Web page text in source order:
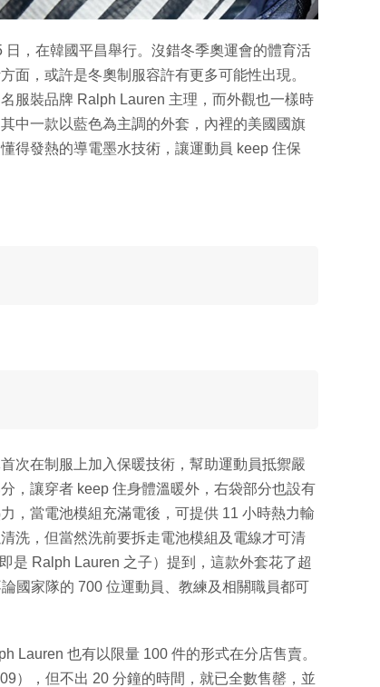
，在韓國平昌舉行。沒錯冬季奧運會的體育活
面，或許是冬奧制服容許有更多可能性出現。
服裝品牌 Ralph Lauren 主理，而外觀也一樣時
中一款以藍色為主調的外套，內裡的美國國旗
得發熱的導電墨水技術，讓運動員 keep 住保
次在制服上加入保暖技術，幫助運動員抵禦嚴
，讓穿者 keep 住身體溫暖外，右袋部分也設有
，當電池模組充滿電後，可提供 11 小時熱力輸
洗，但當然洗前要拆走電池模組及電線才可清
是 Ralph Lauren 之子）提到，這款外套花了超
國家隊的 700 位運動員、教練及相關職員都可
Lauren 也有以限量 100 件的形式在分店售賣。
），但不出 20 分鐘的時間，就已全數售罄，並